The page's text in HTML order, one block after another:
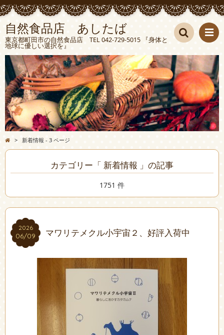
自然食品店 あしたば
東京都町田市の自然食品店 TEL 042-729-5015 『身体と
地球に優しい選択を』 検索
> 新着情報 - 3 ページ
カテゴリー「 新着情報 」の記事
1751 件
2026
06/09
2026
06/09 マワリテメクル小宇宙２、好評入荷中